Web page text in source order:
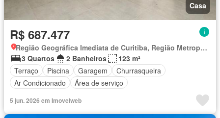
Casa
R$ 687.477
Região Geográfica Imediata de Curitiba, Região Metropolitana de Curitiba
3 Quartos
2 Banheiros
123 m²
Terraço
Piscina Garagem
Churrasqueira
Ar Condicionado
Área de serviço
5 jun. 2026 em Imovelweb